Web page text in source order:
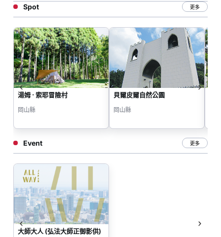
Spot 更多
湯姆 · 索耶冒險村
岡山縣
貝爾皮爾自然公園
岡山縣
Event 更多
大師大人 (弘法大師正御影供)